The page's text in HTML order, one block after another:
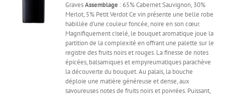
GravesAssemblage : 65% Cabernet Sauvignon, 30%
Merlot, 5% Petit Verdot Ce vin présente une belle robe
habillée d’une couleur foncée, noire en son cœur.
Magnifiquement ciselé, le bouquet aromatique joue la
partition de la complexité en offrant une palette sur le
registre des fruits noirs et rouges. La finesse de notes
épicées, balsamiques et empyreumatiques parachève
la découverte du bouquet. Au palais, la bouche
déploie une matière généreuse et dense, aux
savoureuses notes de fruits noirs et poivrées. Puissant,